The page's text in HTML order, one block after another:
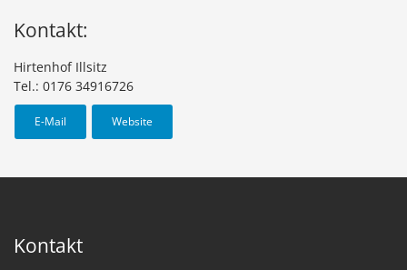
Kontakt:
Hirtenhof Illsitz
Tel.: 0176 34916726
E-Mail Website
Kontakt